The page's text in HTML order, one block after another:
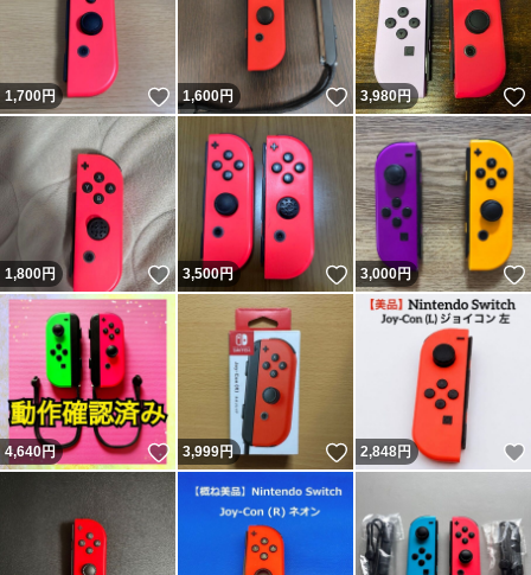
1,700円 いいね！
1,600円 いいね！
3,980円
1,800円 いいね！
3,500円 いいね！
3,000円
4,640円 いいね！
3,999円 いいね！
2,848円